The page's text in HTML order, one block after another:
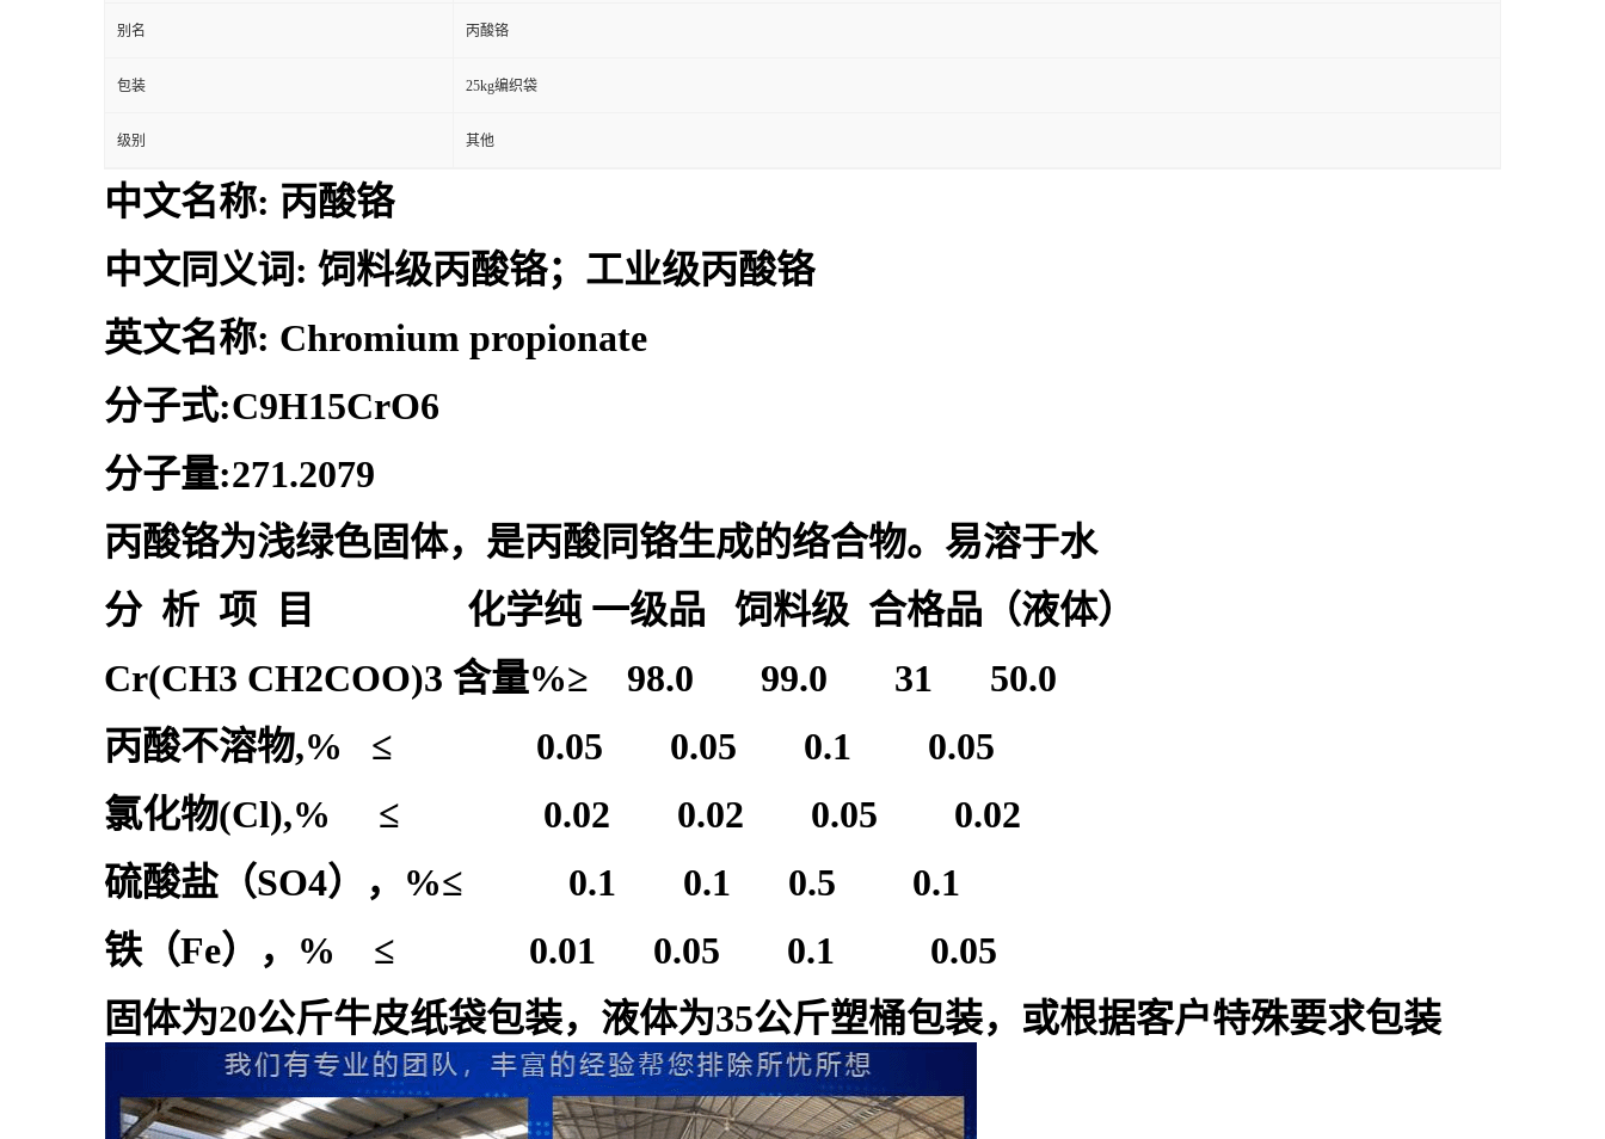
别名 丙酸铬
包装 25kg编织袋
级别 其他
中文名称: 丙酸铬
中文同义词: 饲料级丙酸铬；工业级丙酸铬
英文名称: Chromium propionate
分子式:C9H15CrO6
分子量:271.2079
丙酸铬为浅绿色固体，是丙酸同铬生成的络合物。易溶于水
分 析 项 目 化学纯 一级品 饲料级 合格品（液体）
Cr(CH3 CH2COO)3 含量%≥ 98.0 99.0 31 50.0
丙酸不溶物,% ≤ 0.05 0.05 0.1 0.05
氯化物(Cl),% ≤ 0.02 0.02 0.05 0.02
硫酸盐（SO4），%≤ 0.1 0.1 0.5 0.1
铁（Fe），% ≤ 0.01 0.05 0.1 0.05
固体为20公斤牛皮纸袋包装，液体为35公斤塑桶包装，或根据客户特殊要求包装